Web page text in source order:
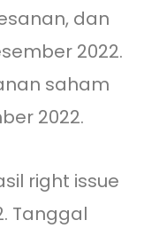
dan
2022.
saham
2022.
right issue
Tanggal